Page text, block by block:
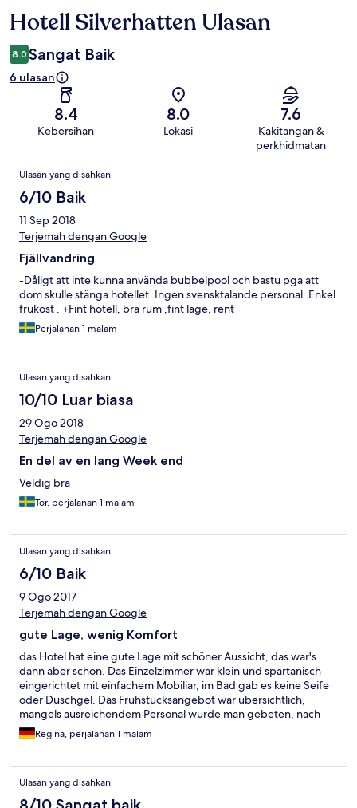
Ulasan
Hotell Silverhatten Ulasan
8.0 Sangat Baik
6 ulasan
8.4
Kebersihan
8.0
Lokasi
7.6
Kakitangan &
perkhidmatan
Ulasan
Ulasan yang disahkan
6/10 Baik
11 Sep 2018
Terjemah dengan Google
Fjällvandring
-Dåligt att inte kunna använda bubbelpool och bastu pga att
dom skulle stänga hotellet. Ingen svensktalande personal. Enkel
frukost . +Fint hotell, bra rum ,fint läge, rent
Perjalanan 1 malam
Ulasan yang disahkan
10/10 Luar biasa
29 Ogo 2018
Terjemah dengan Google
En del av en lang Week end
Veldig bra
Tor, perjalanan 1 malam
Ulasan yang disahkan
6/10 Baik
9 Ogo 2017
Terjemah dengan Google
gute Lage, wenig Komfort
das Hotel hat eine gute Lage mit schöner Aussicht, das war's
dann aber schon. Das Einzelzimmer war klein und spartanisch
eingerichtet mit einfachem Mobiliar, im Bad gab es keine Seife
oder Duschgel. Das Frühstücksangebot war übersichtlich,
mangels ausreichendem Personal wurde man gebeten, nach
dem Frühstück die Teller etc. auf einem Tablett in einen
Tablettwagen stellen. Wie in einer Studentenmensa!
Regina, perjalanan 1 malam
Ulasan yang disahkan